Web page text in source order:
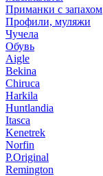
Приманки с запахом
Профили, муляжи
Чучела
Обувь
Aigle
Bekina
Chiruсa
Harkila
Huntlandia
Itasca
Kenetrek
Norfin
P.Original
Remington